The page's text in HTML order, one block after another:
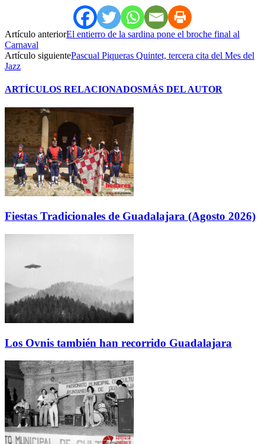
Artículo anteriorEl entierro de la sardina pone el broche final al
Carnaval
Artículo siguientePascual Piqueras Quintet, tercera cita del Mes del
Jazz
ARTÍCULOS RELACIONADOSMÁS DEL AUTOR
Fiestas Tradicionales de Guadalajara (Agosto 2026)
Los Ovnis también han recorrido Guadalajara